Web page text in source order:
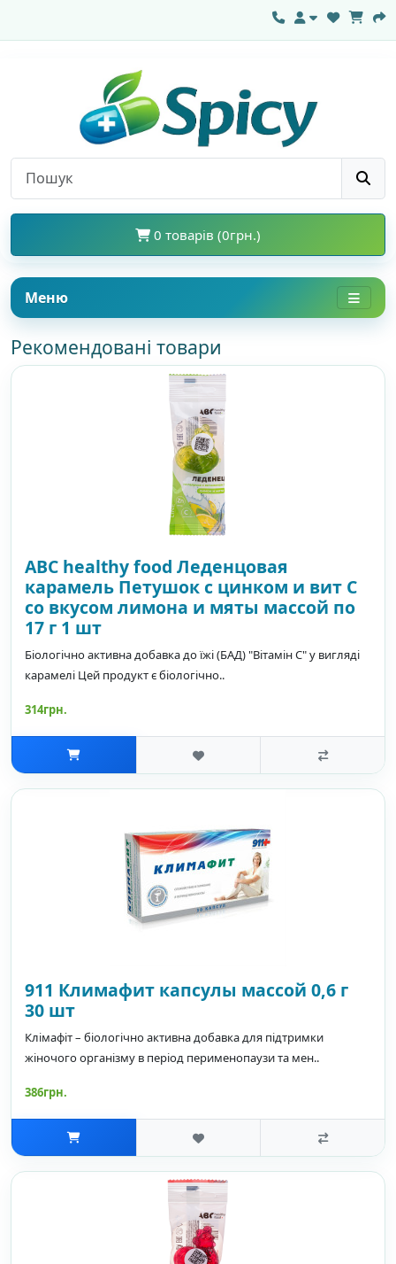
0 товарів (0грн.)
Меню
Рекомендовані товари
ABC healthy food Леденцовая
карамель Петушок с цинком и вит С
со вкусом лимона и мяты массой по
17 г 1 шт
Біологічно активна добавка до їжі (БАД) "Вітамін C" у вигляді
карамелі Цей продукт є біологічно..
314грн.
911 Климафит капсулы массой 0,6 г
30 шт
Клімафіт – біологічно активна добавка для підтримки
жіночого організму в період перименопаузи та мен..
386грн.